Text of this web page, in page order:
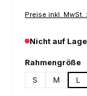
Preise inkl.
Nicht auf
Rahmengröße
S
M L